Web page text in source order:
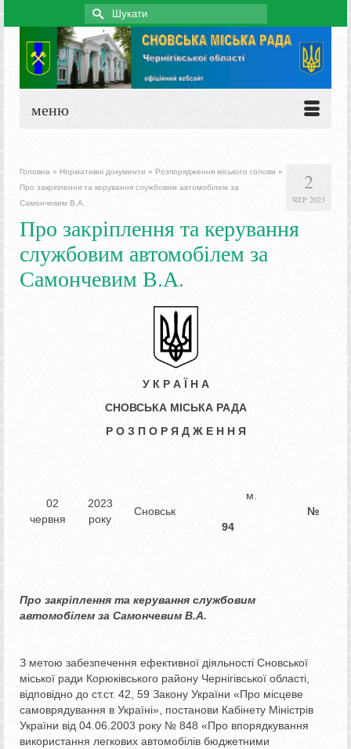
Search
for:
меню
2
ЧЕР 2023
Головна » Нормативні документи » Розпорядження міського голови »
Про закріплення та керування службовим автомобілем за
Самончевим В.А.
Про закріплення та керування
службовим автомобілем за
Самончевим В.А.
У К Р А Ї Н А
СНОВСЬКА МІСЬКА РАДА
Р О З П О Р Я Д Ж Е Н Н Я
02
червня
2023
року
м.
Сновськ №
94
Про закріплення та керування службовим
автомобілем за Самончевим В.А.
З метою забезпечення ефективної діяльності Сновської
міської ради Корюківського району Чернігівської області,
відповідно до ст.ст. 42, 59 Закону України «Про місцеве
самоврядування в Україні», постанови Кабінету Міністрів
України від 04.06.2003 року № 848 «Про впорядкування
використання легкових автомобілів бюджетними